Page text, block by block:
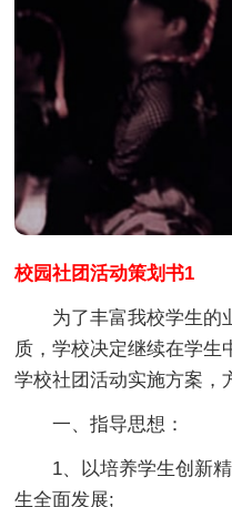
校园社团活动策划书1
为了丰富我校学生的
质，学校决定继续在学生
学校社团活动实施方案，
一、指导思想：
1、以培养学生创新精
生全面发展;